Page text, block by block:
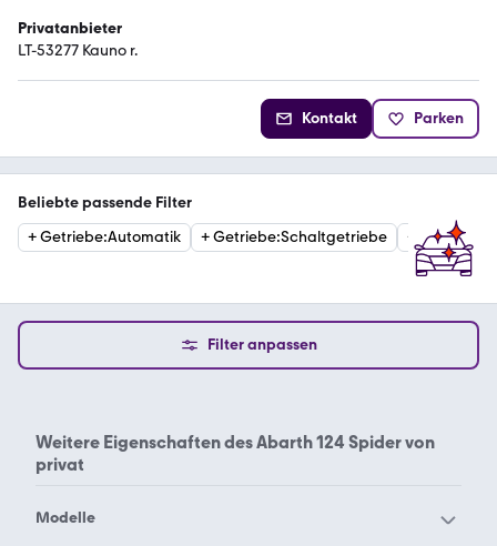
Privatanbieter
LT-53277 Kauno r.
Kontakt Parken
Beliebte passende Filter
+Getriebe:Automatik +Getriebe:Schaltgetriebe +
Filter anpassen
Weitere Eigenschaften desAbarth 124 Spider von
privat
Modelle